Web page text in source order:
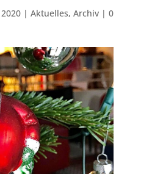
| Aktuelles, Archiv| 0